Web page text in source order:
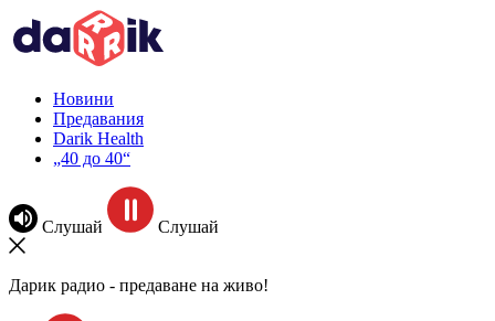
Новини
Предавания
Darik Health
„40 до 40“
Слушай Слушай
Дарик радио - предаване на живо!